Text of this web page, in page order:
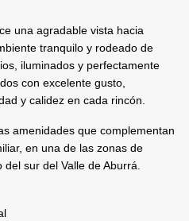
una agradable vista hacia
tranquilo y rodeado de
iluminados y perfectamente
con excelente gusto,
y calidez en cada rincón.
amenidades que complementan
en una de las zonas de
sur del Valle de Aburrá.